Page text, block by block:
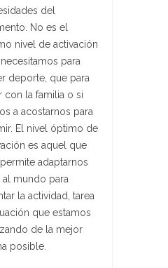
del
No es el
nivel de activación
para
deporte, que para
con la familia o si
a acostarnos para
El nivel óptimo de
es aquel que
adaptarnos
al mundo para
la actividad, tarea
que estamos
de la mejor
posible.